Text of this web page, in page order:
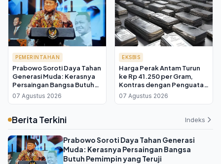
PEMERINTAHAN
Prabowo Soroti Daya Tahan
Generasi Muda: Kerasnya
Persaingan Bangsa Butuh
Pemimpin yang Teruji
07 Agustus 2026
EKSBIS
Harga Perak Antam Turun
ke Rp 41.250 per Gram,
Kontras dengan Penguatan
Harga Dunia di Tengah
Ketegangan Hormuz
07 Agustus 2026
Berita Terkini Indeks
Prabowo Soroti Daya Tahan Generasi
Muda: Kerasnya Persaingan Bangsa
Butuh Pemimpin yang Teruji